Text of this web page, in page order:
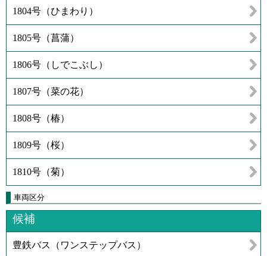
1804号（ひまわり）
1805号（菖蒲）
1806号（しでこぶし）
1807号（菜の花）
1808号（椿）
1809号（桜）
1810号（菊）
車両区分
候補
豊鉄バス（ワンステップバス）